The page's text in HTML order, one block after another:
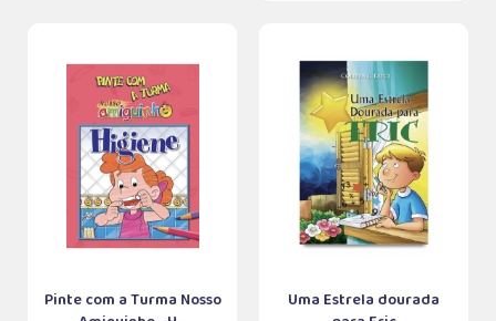
Pinte com a Turma Nosso
Uma Estrela dourada